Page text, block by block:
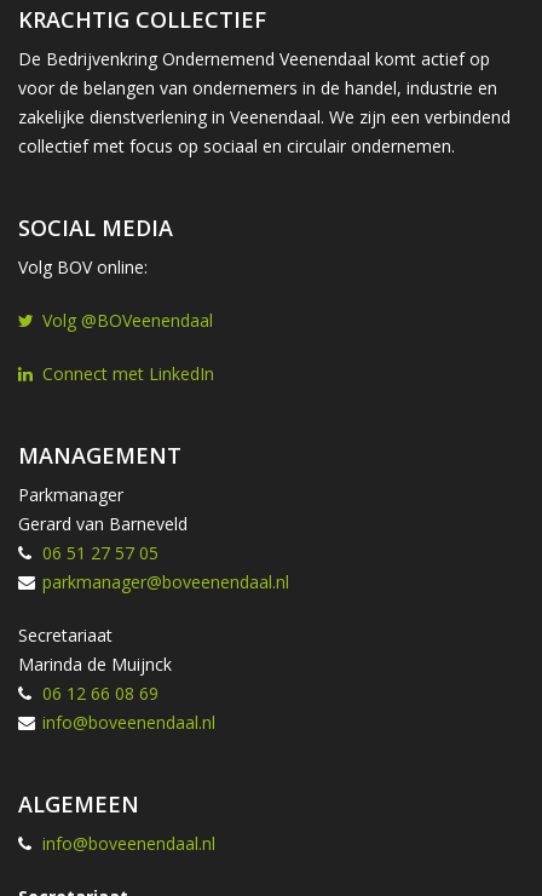
KRACHTIG COLLECTIEF
De Bedrijvenkring Ondernemend Veenendaal komt actief op
voor de belangen van ondernemers in de handel, industrie en
zakelijke dienstverlening in Veenendaal. We zijn een verbindend
collectief met focus op sociaal en circulair ondernemen.
SOCIAL MEDIA
Volg BOV online:
Volg @BOVeenendaal
Connect met LinkedIn
MANAGEMENT
Parkmanager
Gerard van Barneveld
06 51 27 57 05
parkmanager@boveenendaal.nl
Secretariaat
Marinda de Muijnck
06 12 66 08 69
info@boveenendaal.nl
ALGEMEEN
info@boveenendaal.nl